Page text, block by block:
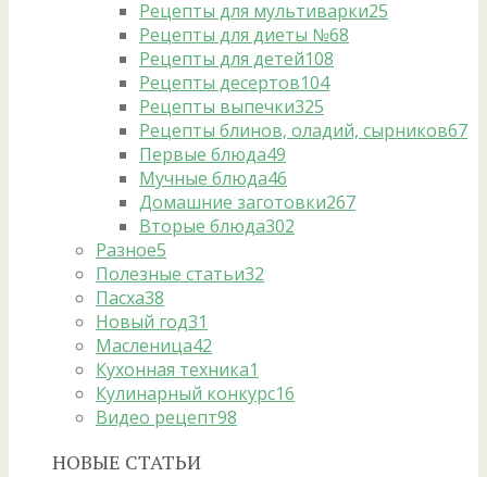
Рецепты для мультиварки25
Рецепты для диеты №68
Рецепты для детей108
Рецепты десертов104
Рецепты выпечки325
Рецепты блинов, оладий, сырников67
Первые блюда49
Мучные блюда46
Домашние заготовки267
Вторые блюда302
Разное5
Полезные статьи32
Пасха38
Новый год31
Масленица42
Кухонная техника1
Кулинарный конкурс16
Видео рецепт98
НОВЫЕ СТАТЬИ